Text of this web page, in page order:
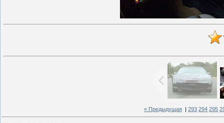
« Предыдущая 293 294 295